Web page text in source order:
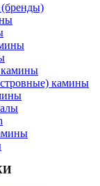
камины
камины